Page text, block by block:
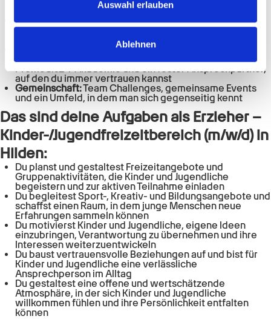
zu können und die Zugriffe auf unsere Website zu
soziale Medien, Werbung und Analysen weiter. Unsere
Partner führen diese Informationen möglicherweise mit
weiteren Daten zusammen, die Sie ihnen bereitgestellt
haben oder die sie im Rahmen Ihrer Nutzung der Dienste
gesammelt haben.
Auswahl erlauben
Ablehnen
deine Überstunden und frei an deinem Geburtstag
Gesundheit & Ausgleich:Wellhub-Mitgliedschaft für
Sport & Bewegung sowie mentale Unterstützung und
Stressprävention nach deinem Bedarf
Schulungen in gewaltfreier
Kommunikation, regelmäßige Weiterbildung über die
Promedis24-Akademie und ein fester Ansprechpartner,
auf den du immer vertrauen kannst
Gemeinschaft:Team Challenges, gemeinsame Events
und ein Umfeld, in dem man sich gegenseitig kennt
Das sind deine Aufgaben als Erzieher –
Kinder-/Jugendfreizeitbereich (m/w/d) in
Hilden:
Du planst und gestaltest Freizeitangebote und
Gruppenaktivitäten, die Kinder und Jugendliche
begeistern und zur aktiven Teilnahme einladen
Du begleitest Sport-, Kreativ- und Bildungsangebote und
schaffst einen Raum, in dem junge Menschen neue
Erfahrungen sammeln können
Du motivierst Kinder und Jugendliche, eigene Ideen
einzubringen, Verantwortung zu übernehmen und ihre
Interessen weiterzuentwickeln
Du baust vertrauensvolle Beziehungen auf und bist für
Kinder und Jugendliche eine verlässliche
Ansprechperson im Alltag
Du gestaltest eine offene und wertschätzende
Atmosphäre, in der sich Kinder und Jugendliche
willkommen fühlen und ihre Persönlichkeit entfalten
können